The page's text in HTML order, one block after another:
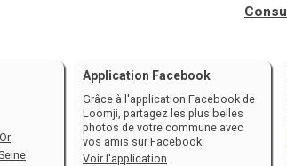
Application Facebook
Grâce à l'application Facebook de
Loomji, partagez les plus belles
photos de votre commune avec
vos amis sur Facebook.
Voir l'application